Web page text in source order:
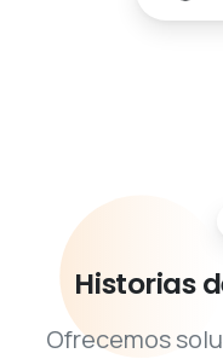
Historias
Ofrecemos
traducen en